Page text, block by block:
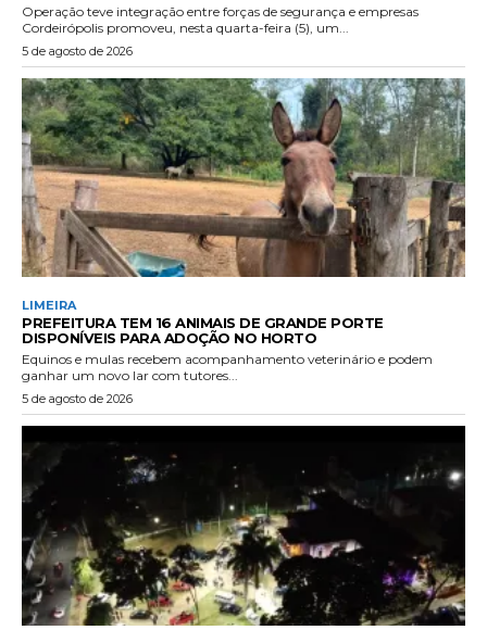
Operação teve integração entre forças de segurança e empresas
Cordeirópolis promoveu, nesta quarta-feira (5), um...
5 de agosto de 2026
LIMEIRA
PREFEITURA TEM 16 ANIMAIS DE GRANDE PORTE
DISPONÍVEIS PARA ADOÇÃO NO HORTO
Equinos e mulas recebem acompanhamento veterinário e podem
ganhar um novo lar com tutores...
5 de agosto de 2026